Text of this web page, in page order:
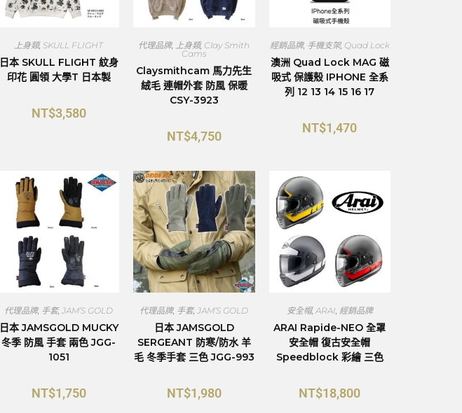
上身類, SKULL FLIGHT
日本 SKULL FLIGHT 紋身
印花 圓領 大學T 日本製
NT$3,580
代理品牌, 上身類, Clay Smith
Cams
Claysmithcam 馬力先生
絨毛 連帽外套 防風 保暖
CSY-3923
NT$4,750
經銷品牌, 手機支架, Quad Lock
澳洲 Quad Lock MAG 磁
吸式 保護殼 IPHONE 全系
列 12 13 14 15 16 17
NT$1,470
代理品牌, 手套, JAM’S GOLD
日本 JAMSGOLD MUCKY
冬季 防風 手套 兩色 JGG-
1051
NT$1,750
代理品牌, 手套, JAM’S GOLD
日本 JAMSGOLD
SERGEANT 防寒/防水 羊
毛 冬季手套 三色 JGG-993
NT$1,980
安全帽, ARAI 經銷品牌
ARAI Rapide-NEO 全罩
安全帽 復古安全帽
Speedblock 彩繪 三色
NT$18,800